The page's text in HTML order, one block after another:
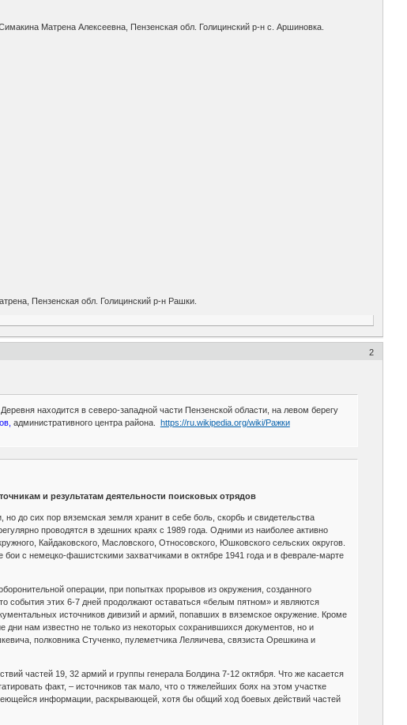
Матрена Алексеевна, Пензенская обл. Голицинский р-н с. Аршиновка.
Пензенская обл. Голицинский р-н Рашки.
2
находится в северо-западной части Пензенской области, на левом берегу
административного центра района. https://ru.wikipedia.org/wiki/Ражки
и результатам деятельности поисковых отрядов
до сих пор вяземская земля хранит в себе боль, скорбь и свидетельства
проводятся в здешних краях с 1989 года. Одними из наиболее активно
Кайдаковского, Масловского, Относовского, Юшковского сельских округов.
с немецко-фашистскими захватчиками в октябре 1941 года и в феврале-марте
операции, при попытках прорывов из окружения, созданного
события этих 6-7 дней продолжают оставаться «белым пятном» и являются
источников дивизий и армий, попавших в вяземское окружение. Кроме
нам известно не только из некоторых сохранившихся документов, но и
полковника Стученко, пулеметчика Леляичева, связиста Орешкина и
частей 19, 32 армий и группы генерала Болдина 7-12 октября. Что же касается
факт, – источников так мало, что о тяжелейших боях на этом участке
информации, раскрывающей, хотя бы общий ход боевых действий частей